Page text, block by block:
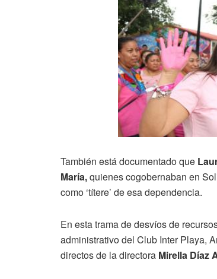
También está documentado que
María,quienes cogobernaban en
como ‘títere’ de esa dependencia.
En esta trama de desvíos de
administrativo del Club Inter Playa,
directos de la directora Mirella Díaz